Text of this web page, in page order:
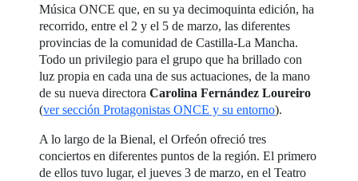
Música ONCE que, en su ya decimoquinta edición, ha
recorrido, entre el 2 y el 5 de marzo, las diferentes
provincias de la comunidad de Castilla-La Mancha.
Todo un privilegio para el grupo que ha brillado con
luz propia en cada una de sus actuaciones, de la mano
de su nueva directoraCarolina Fernández Loureiro
(ver sección Protagonistas ONCE y su entorno).
A lo largo de la Bienal, el Orfeón ofreció tres
conciertos en diferentes puntos de la región. El primero
de ellos tuvo lugar, el jueves 3 de marzo, en el Teatro